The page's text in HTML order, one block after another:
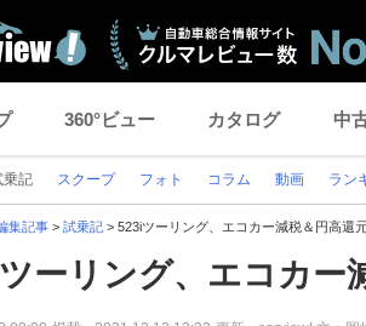
360°ビュー カタログ 中
乗記 スクープ フォト コラム 動画 ラン
集記事 > 試乗記 > 523iツーリング、エコカー減税＆円高還
ーリング、エコカー